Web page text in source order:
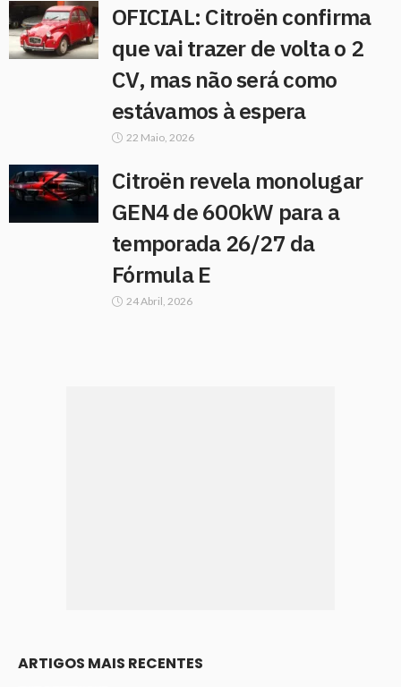
OFICIAL: Citroën confirma
que vai trazer de volta o 2
CV, mas não será como
estávamos à espera
22 Maio, 2026
Citroën revela monolugar
GEN4 de 600kW para a
temporada 26/27 da
Fórmula E
24 Abril, 2026
ARTIGOS MAIS RECENTES